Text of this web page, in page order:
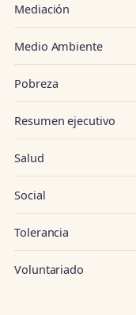
Mediación
Medio Ambiente
Pobreza
Resumen ejecutivo
Salud
Social
Tolerancia
Voluntariado